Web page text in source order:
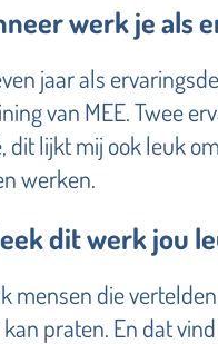
werk je als
jaar als
van MEE. Twee
dit lijkt mij ook leuk
werken.
dit werk jou
mensen die
praten. En dat